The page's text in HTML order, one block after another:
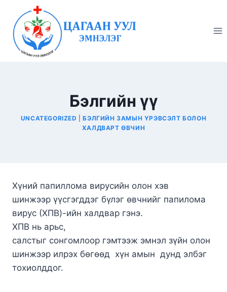
content
Бэлгийн үү
UNCATEGORIZED |БЭЛГИЙН ЗАМЫН ҮРЭВСЭЛТ БОЛОН
ХАЛДВАРТ ӨВЧИН
Хүний папиллома вирусийн олон хэв
шинжээр үүсгэгддэг бүлэг өвчнийг папилома
вирус (ХПВ)-ийн халдвар гэнэ.
ХПВ нь арьс,
салстыг сонгомлоор гэмтээж эмнэл зүйн олон
шинжээр илрэх бөгөөд хүн амын дунд элбэг
тохиолддог.